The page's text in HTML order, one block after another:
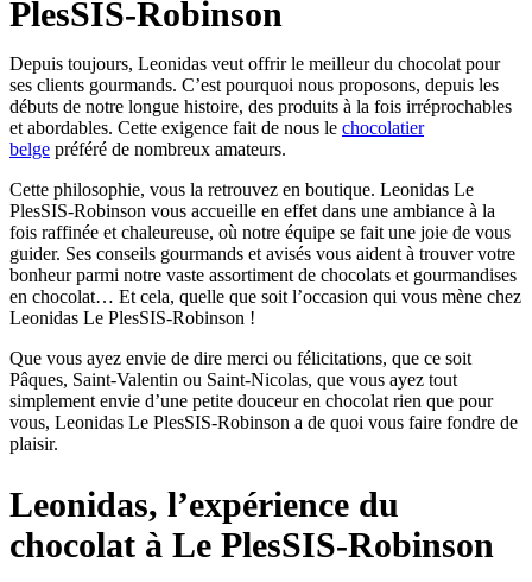
PlesSIS-Robinson
Depuis toujours, Leonidas veut offrir le meilleur du chocolat pour
ses clients gourmands. C’est pourquoi nous proposons, depuis les
débuts de notre longue histoire, des produits à la fois irréprochables
et abordables. Cette exigence fait de nous le chocolatier
belge préféré de nombreux amateurs.
Cette philosophie, vous la retrouvez en boutique. Leonidas Le
PlesSIS-Robinson vous accueille en effet dans une ambiance à la
fois raffinée et chaleureuse, où notre équipe se fait une joie de vous
guider. Ses conseils gourmands et avisés vous aident à trouver votre
bonheur parmi notre vaste assortiment de chocolats et gourmandises
en chocolat… Et cela, quelle que soit l’occasion qui vous mène chez
Leonidas Le PlesSIS-Robinson !
Que vous ayez envie de dire merci ou félicitations, que ce soit
Pâques, Saint-Valentin ou Saint-Nicolas, que vous ayez tout
simplement envie d’une petite douceur en chocolat rien que pour
vous, Leonidas Le PlesSIS-Robinson a de quoi vous faire fondre de
plaisir.
Leonidas, l’expérience du
chocolat à Le PlesSIS-Robinson